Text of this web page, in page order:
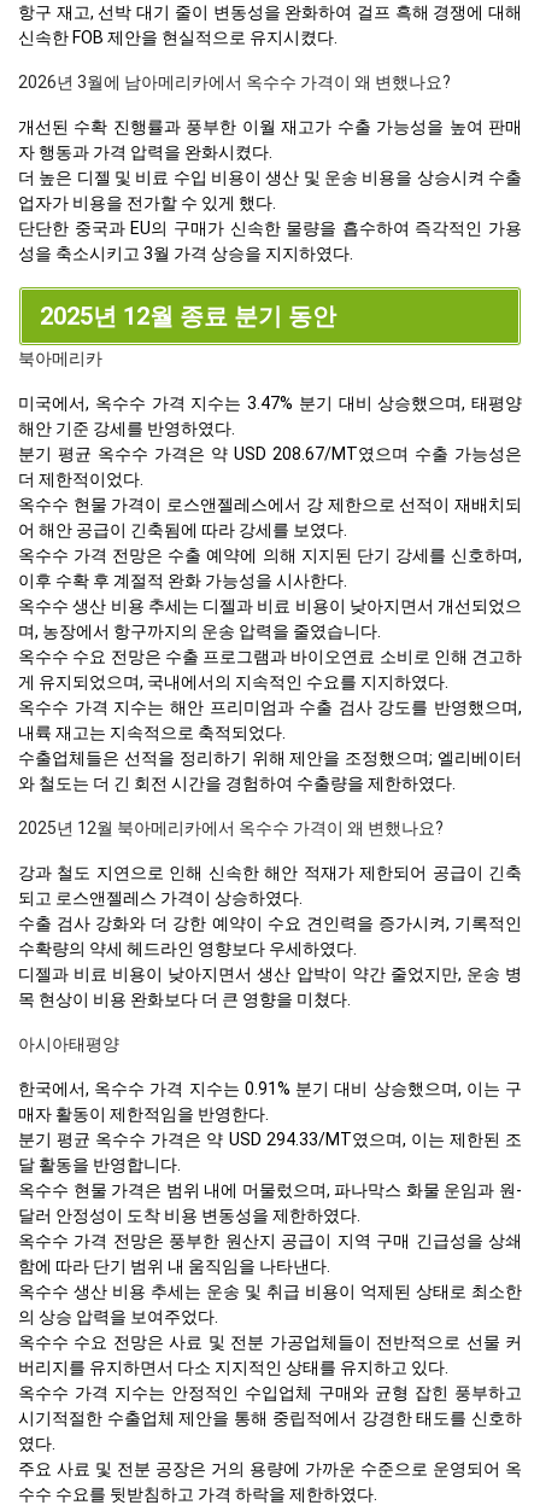
항구 재고, 선박 대기 줄이 변동성을 완화하여 걸프 흑해 경쟁에 대해
신속한 FOB 제안을 현실적으로 유지시켰다.
2026년 3월에 남아메리카에서 옥수수 가격이 왜 변했나요?
개선된 수확 진행률과 풍부한 이월 재고가 수출 가능성을 높여 판매
자 행동과 가격 압력을 완화시켰다.
더 높은 디젤 및 비료 수입 비용이 생산 및 운송 비용을 상승시켜 수출
업자가 비용을 전가할 수 있게 했다.
단단한 중국과 EU의 구매가 신속한 물량을 흡수하여 즉각적인 가용
성을 축소시키고 3월 가격 상승을 지지하였다.
2025년 12월 종료 분기 동안
북아메리카
미국에서, 옥수수 가격 지수는 3.47% 분기 대비 상승했으며, 태평양
해안 기준 강세를 반영하였다.
분기 평균 옥수수 가격은 약 USD 208.67/MT였으며 수출 가능성은
더 제한적이었다.
옥수수 현물 가격이 로스앤젤레스에서 강 제한으로 선적이 재배치되
어 해안 공급이 긴축됨에 따라 강세를 보였다.
옥수수 가격 전망은 수출 예약에 의해 지지된 단기 강세를 신호하며,
이후 수확 후 계절적 완화 가능성을 시사한다.
옥수수 생산 비용 추세는 디젤과 비료 비용이 낮아지면서 개선되었으
며, 농장에서 항구까지의 운송 압력을 줄였습니다.
옥수수 수요 전망은 수출 프로그램과 바이오연료 소비로 인해 견고하
게 유지되었으며, 국내에서의 지속적인 수요를 지지하였다.
옥수수 가격 지수는 해안 프리미엄과 수출 검사 강도를 반영했으며,
내륙 재고는 지속적으로 축적되었다.
수출업체들은 선적을 정리하기 위해 제안을 조정했으며; 엘리베이터
와 철도는 더 긴 회전 시간을 경험하여 수출량을 제한하였다.
2025년 12월 북아메리카에서 옥수수 가격이 왜 변했나요?
강과 철도 지연으로 인해 신속한 해안 적재가 제한되어 공급이 긴축
되고 로스앤젤레스 가격이 상승하였다.
수출 검사 강화와 더 강한 예약이 수요 견인력을 증가시켜, 기록적인
수확량의 약세 헤드라인 영향보다 우세하였다.
디젤과 비료 비용이 낮아지면서 생산 압박이 약간 줄었지만, 운송 병
목 현상이 비용 완화보다 더 큰 영향을 미쳤다.
아시아태평양
한국에서, 옥수수 가격 지수는 0.91% 분기 대비 상승했으며, 이는 구
매자 활동이 제한적임을 반영한다.
분기 평균 옥수수 가격은 약 USD 294.33/MT였으며, 이는 제한된 조
달 활동을 반영합니다.
옥수수 현물 가격은 범위 내에 머물렀으며, 파나막스 화물 운임과 원-
달러 안정성이 도착 비용 변동성을 제한하였다.
옥수수 가격 전망은 풍부한 원산지 공급이 지역 구매 긴급성을 상쇄
함에 따라 단기 범위 내 움직임을 나타낸다.
옥수수 생산 비용 추세는 운송 및 취급 비용이 억제된 상태로 최소한
의 상승 압력을 보여주었다.
옥수수 수요 전망은 사료 및 전분 가공업체들이 전반적으로 선물 커
버리지를 유지하면서 다소 지지적인 상태를 유지하고 있다.
옥수수 가격 지수는 안정적인 수입업체 구매와 균형 잡힌 풍부하고
시기적절한 수출업체 제안을 통해 중립적에서 강경한 태도를 신호하
였다.
주요 사료 및 전분 공장은 거의 용량에 가까운 수준으로 운영되어 옥
수수 수요를 뒷받침하고 가격 하락을 제한하였다.